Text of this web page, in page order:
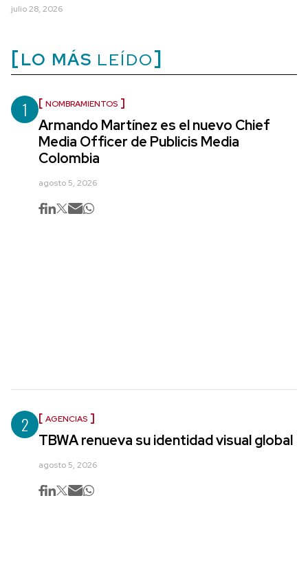
julio 28, 2026
LO MÁS LEÍDO
1 NOMBRAMIENTOS
Armando Martínez es el nuevo Chief
Media Officer de Publicis Media
Colombia
agosto 5, 2026
2 AGENCIAS
TBWA renueva su identidad visual global
agosto 5, 2026